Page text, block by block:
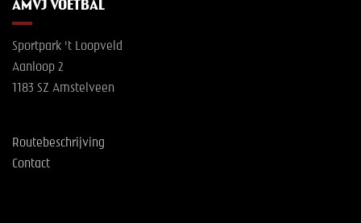
AMVJ VOETBAL
Sportpark 't Loopveld
Aanloop 2
1183 SZ Amstelveen
Routebeschrijving
Contact